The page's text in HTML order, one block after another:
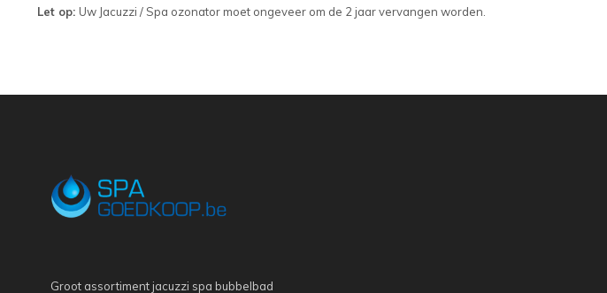
Let op: Uw Jacuzzi / Spa ozonator moet ongeveer om de 2 jaar vervangen worden.
Groot assortiment jacuzzi spa bubbelbad